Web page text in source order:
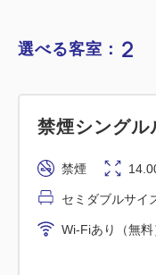
＊＊＊連泊中の清
実施）＊＊＊
清掃やクリーニン
ることで、お客様
いります。
なお、お客様のご
っております。
選べる客室： 2
禁煙シングル
禁煙
セミダブルサイ
Wi-Fiあり（無料